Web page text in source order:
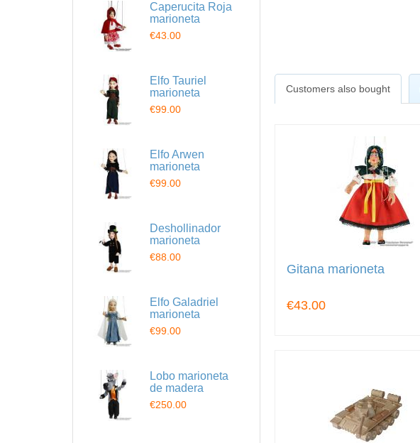
Customers also bought
Gitana marioneta
€43.00
Caperucita Roja
marioneta
€43.00
Elfo Tauriel
marioneta
€99.00
Elfo Arwen
marioneta
€99.00
Deshollinador
marioneta
€88.00
Elfo Galadriel
marioneta
€99.00
Lobo marioneta
de madera
€250.00